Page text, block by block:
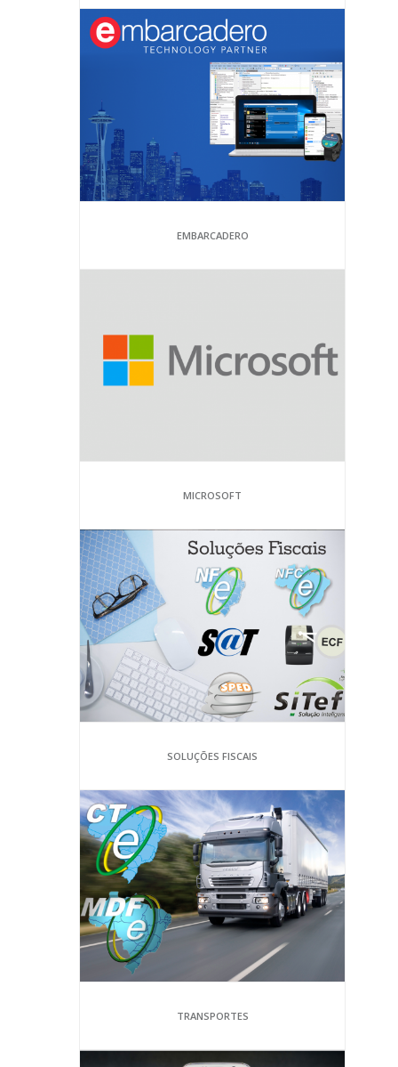
EMBARCADERO
MICROSOFT
SOLUÇÕES FISCAIS
TRANSPORTES